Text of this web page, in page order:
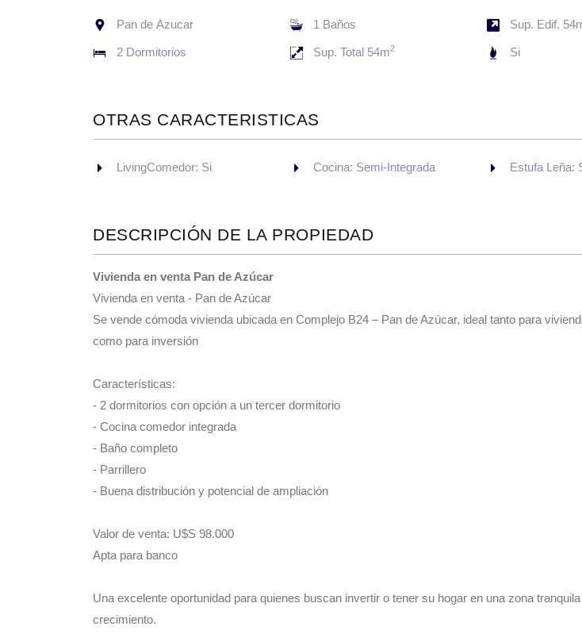
Pan de Azucar
2 Dormitorios
1 Baños
Sup. Total 54m2
Sup. Edif.
Si
OTRAS CARACTERISTICAS
LivingComedor: Si Cocina: Semi-Integrada Estufa Leña:
DESCRIPCIÓN DE LA PROPIEDAD
Vivienda en venta Pan de Azúcar
Vivienda en venta - Pan de Azúcar
Se vende cómoda vivienda ubicada en Complejo B24 – Pan de Azúcar, ideal tanto para
como para inversión
Características:
- 2 dormitorios con opción a un tercer dormitorio
- Cocina comedor integrada
- Baño completo
- Parrillero
- Buena distribución y potencial de ampliación
Valor de venta: U$S 98.000
Apta para banco
Una excelente oportunidad para quienes buscan invertir o tener su hogar en una zona
crecimiento.